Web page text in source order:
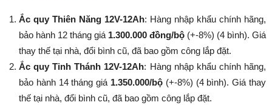
Ắc quy Thiên Năng 12V-12Ah: Hàng nhập khẩu chính hãng,
bảo hành 12 tháng giá 1.300.000 đồng/bộ (+-8%) (4 bình). Giá
thay thế tại nhà, đổi bình cũ, đã bao gồm công lắp đặt.
Ắc quy Tinh Thánh 12V-12Ah: Hàng nhập khẩu chính hãng,
bảo hành 14 tháng giá 1.350.000/bộ (+-8%​​​​​​​) (4 bình). Giá thay
thế tại nhà, đổi bình cũ, đã bao gồm công lắp đặt.